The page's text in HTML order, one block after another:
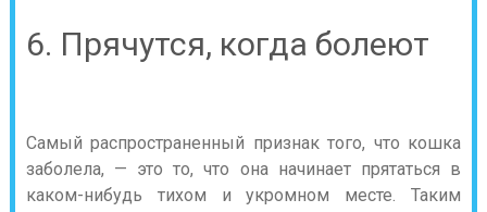
6. Прячутся, когда болеют
Самый распространенный признак того, что кошка
заболела, — это то, что она начинает прятаться в
каком-нибудь тихом и укромном месте. Таким